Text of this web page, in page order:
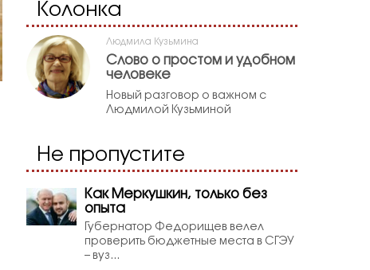
Колонка
Людмила Кузьмина
Слово о простом и удобном
человеке
Новый разговор о важном с
Людмилой Кузьминой
Не пропустите
Как Меркушкин, только без
опыта
Губернатор Федорищев велел
проверить бюджетные места в СГЭУ
– вуз...